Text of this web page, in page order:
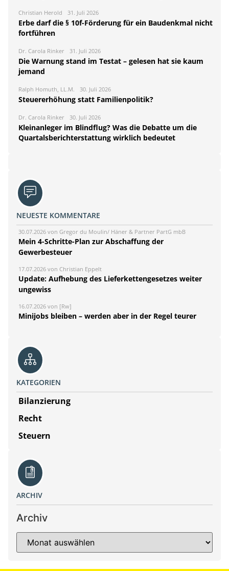
Christian Herold 31. Juli 2026
Erbe darf die § 10f-Förderung für ein Baudenkmal nicht
fortführen
Dr. Carola Rinker 31. Juli 2026
Die Warnung stand im Testat – gelesen hat sie kaum
jemand
Ralph Homuth, LL.M. 30. Juli 2026
Steuererhöhung statt Familienpolitik?
Dr. Carola Rinker 30. Juli 2026
Kleinanleger im Blindflug? Was die Debatte um die
Quartalsberichterstattung wirklich bedeutet
NEUESTE KOMMENTARE
30.07.2026 von Gregor du Moulin/ Häner & Partner PartG mbB
Mein 4-Schritte-Plan zur Abschaffung der
Gewerbesteuer
17.07.2026 von Christian Eppelt
Update: Aufhebung des Lieferkettengesetzes weiter
ungewiss
16.07.2026 von [Rw]
Minijobs bleiben – werden aber in der Regel teurer
KATEGORIEN
Bilanzierung
Recht
Steuern
ARCHIV
Archiv